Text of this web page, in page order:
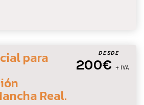
DESDE
200€ + IVA
para
Real.